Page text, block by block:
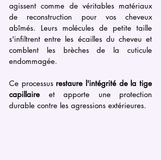
agissent comme de véritables matériaux
de reconstruction pour vos cheveux
abîmés. Leurs molécules de petite taille
s'infiltrent entre les écailles du cheveu et
comblent les brèches de la cuticule
endommagée.
Ce processus restaure l'intégrité de la tige
capillaire et apporte une protection
durable contre les agressions extérieures.